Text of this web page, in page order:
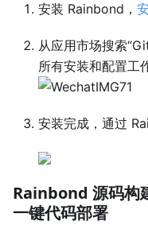
安装 Rainbond，
从应用市场搜索
所有安装和配置工
安装完成，通过
Rainbond 源码构
一键代码部署